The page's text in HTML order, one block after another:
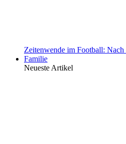
Zeitenwende im Football:
Familie
Neueste Artikel